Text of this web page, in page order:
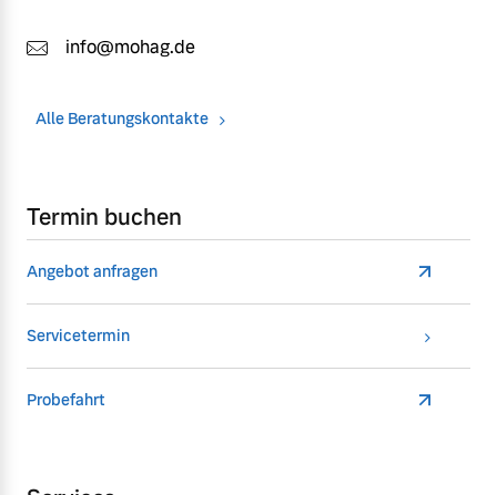
info@mohag.de
Alle Beratungskontakte
Termin buchen
Angebot anfragen
Servicetermin
Probefahrt